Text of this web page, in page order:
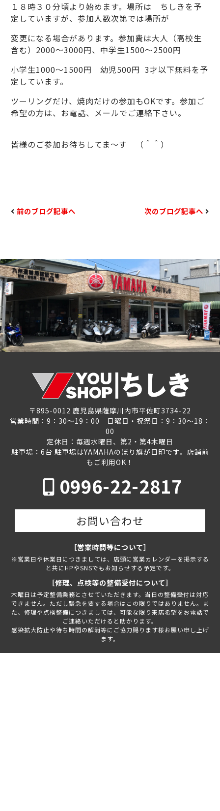
１８時３０分頃より始めます。場所は ちしきを予
定していますが、参加人数次第では場所が
変更になる場合があります。参加費は大人（高校生
含む）2000～3000円、中学生1500～2500円
小学生1000～1500円 幼児500円 3才以下無料を予
定しています。
ツーリングだけ、焼肉だけの参加もOKです。参加ご
希望の方は、お電話、メールでご連絡下さい。
皆様のご参加お待ちしてま～す （＾＾）
前のブログ記事へ 次のブログ記事へ
〒895-0012 鹿児島県薩摩川内市平佐町3734-22
営業時間：9：30～19：00 日曜日・祝祭日：9：30～18：
00
定休日：毎週水曜日、第2・第4木曜日
駐車場：6台 駐車場はYAMAHAのぼり旗が目印です。店舗前
もご利用OK！
0996-22-2817
お問い合わせ
［営業時間等について］
※営業日や休業日につきましては、店頭に営業カレンダーを掲示する
と共にHPやSNSでもお知らせする予定です。
［修理、点検等の整備受付について］
木曜日は予定整備業務とさせていただきます。当日の整備受付は対応
できません。ただし緊急を要する場合はこの限りではありません。ま
た、修理や点検整備につきましては、可能な限り来店希望をお電話で
ご連絡いただけると助かります。
感染拡大防止や待ち時間の解消等にご協力賜ります様お願い申し上げ
ます。